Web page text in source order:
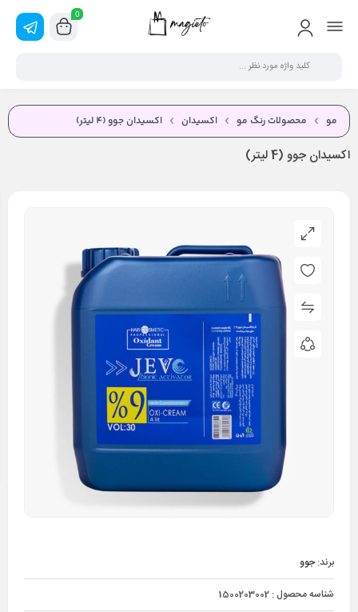
0
مو محصولات رنگ مو اکسیدان اكسيدان جوو (4 ليتر)
اكسيدان جوو (4 ليتر)
برند: جوو
شناسه محصول : 1500203002